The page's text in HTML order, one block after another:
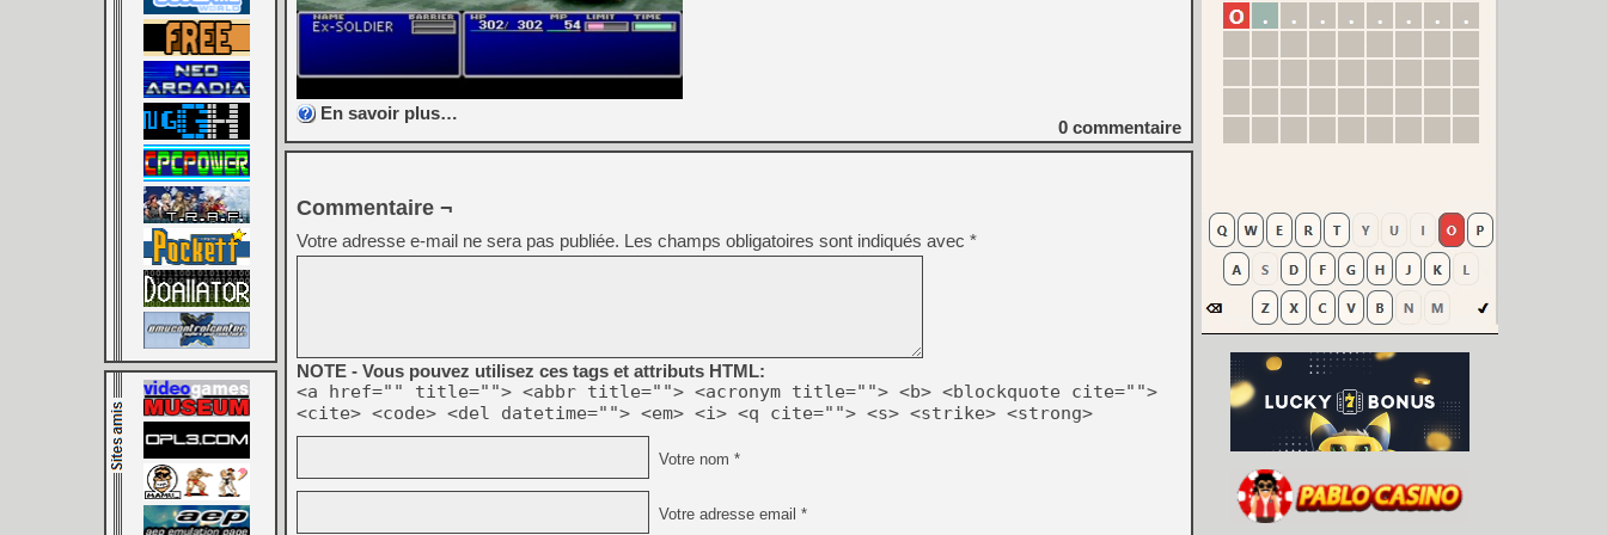
En savoir plus…
0 commentaire
Commentaire ¬
Votre adresse e-mail ne sera pas publiée. Les champs obligatoires sont indiqués avec *
NOTE - Vous pouvez utilisez ces tags et attributs HTML:
<a href="" title=""> <abbr title=""> <acronym title=""> <b> <blockquote cite="">
<cite> <code> <del datetime=""> <em> <i> <q cite=""> <s> <strike> <strong>
Votre nom *
Votre adresse email *